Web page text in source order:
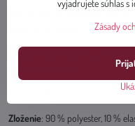
Štvorstupňové nastavenie
dokonale prispôsobia postave.
Zosilnené boky poskytujú
Ideálna voľba pre mamy, ktoré
Zloženie: 90 % polyester, 10 %
vyjadrujete súhlas s
Zásady